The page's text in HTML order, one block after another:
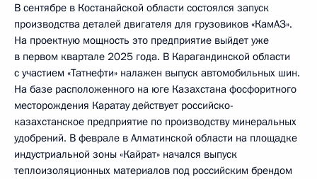
В сентябре в Костанайской области состоялся запуск
производства деталей двигателя для грузовиков «КамАЗ».
На проектную мощность это предприятие выйдет уже
в первом квартале 2025 года. В Карагандинской области
с участием «Татнефти» налажен выпуск автомобильных шин.
На базе расположенного на юге Казахстана фосфоритного
месторождения Каратау действует российско-
казахстанское предприятие по производству минеральных
удобрений. В феврале в Алматинской области на площадке
индустриальной зоны «Кайрат» начался выпуск
теплоизоляционных материалов под российским брендом